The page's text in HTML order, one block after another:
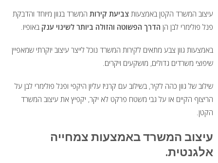
עיצוב המשרד הקטן באמצעות צביעת קירות המשרד בגוון מיוחד והדבקת
פנל פולימרי לבן הן הדרך הפשוטה והזולה ביותר לשינוי ענק באופיו.
באמצעות גוון צבע מתאים לקירות המשרד נוכל לייצר עיצוב יוקרתי שמאפיין
שיפוצי משרדים גדולים, מושקעים ויקרים.
שילוב של גוון כהה לקיר, בשילוב עם קרניז עליון היקפי ופנל פולימרי לבן על
הריצוף הקיים או על גבי משטח פרקט לא יקר, יקפיץ את עיצוב המשרד
הקטן.
עיצוב המשרד באמצעות צמחייה
אלגנטית.